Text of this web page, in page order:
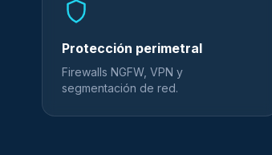
Protección perimetral
Firewalls NGFW, VPN y
segmentación de red.